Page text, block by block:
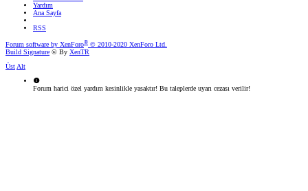
Yardım
Ana Sayfa
RSS
Forum software by XenForo® © 2010-2020 XenForo Ltd.
Build Signature © By XenTR
Üst Alt
Forum harici özel yardım kesinlikle yasaktır! Bu taleplerde uyarı cezası verilir!